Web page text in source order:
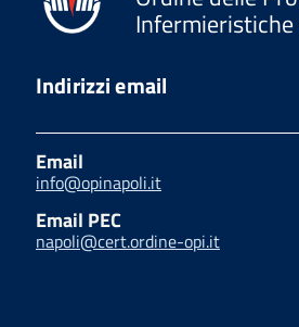
Indirizzi email
Email
info@opinapoli.it
Email PEC
napoli@cert.ordine-opi.it